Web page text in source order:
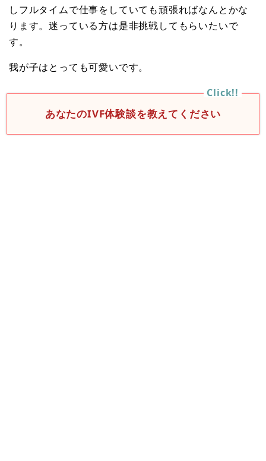
しフルタイムで仕事をしていても頑張ればなんとかな
ります。迷っている方は是非挑戦してもらいたいで
す。
我が子はとっても可愛いです。
あなたのIVF体験談を教えてください